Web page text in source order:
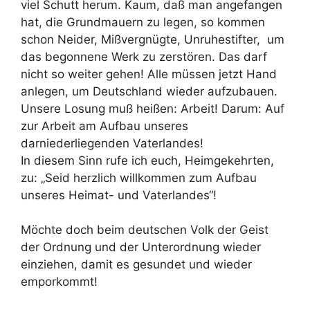
viel Schutt herum. Kaum, daß man angefangen
hat, die Grundmauern zu legen, so kommen
schon Neider, Mißvergnügte, Unruhestifter, um
das begonnene Werk zu zerstören. Das darf
nicht so weiter gehen! Alle müssen jetzt Hand
anlegen, um Deutschland wieder aufzubauen.
Unsere Losung muß heißen: Arbeit! Darum: Auf
zur Arbeit am Aufbau unseres
darniederliegenden Vaterlandes!
In diesem Sinn rufe ich euch, Heimgekehrten,
zu: „Seid herzlich willkommen zum Aufbau
unseres Heimat- und Vaterlandes“!
Möchte doch beim deutschen Volk der Geist
der Ordnung und der Unterordnung wieder
einziehen, damit es gesundet und wieder
emporkommt!